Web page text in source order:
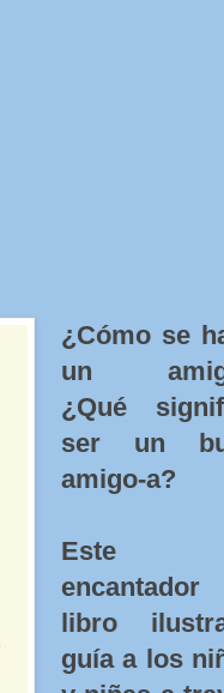
¿Cómo se
un
¿Qué
ser un
amigo-a?
Este
encantador
libro
guía a los